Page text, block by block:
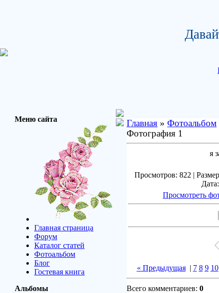
Меню сайта
Главная страница
Форум
Каталог статей
Фотоальбом
Блог
Гостевая книга
Альбомы
Главная » Фотоальбом
Фотография 1
я
Просмотров: 822 |
Просмотреть
« Предыдущая| 7 8 9 10
Всего комментариев: 0